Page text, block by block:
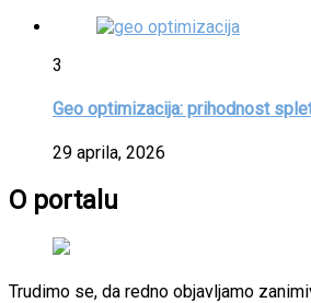
3
Geo optimizacija: prihodnost
29 aprila, 2026
O portalu
Trudimo se, da redno objavljamo